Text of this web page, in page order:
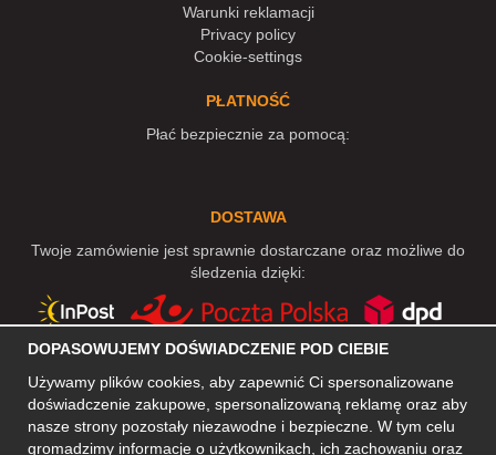
Warunki reklamacji
Privacy policy
Cookie-settings
PŁATNOŚĆ
Płać bezpiecznie za pomocą:
DOSTAWA
Twoje zamówienie jest sprawnie dostarczane oraz możliwe do
śledzenia dzięki:
DOPASOWUJEMY DOŚWIADCZENIE POD CIEBIE
Używamy plików cookies, aby zapewnić Ci spersonalizowane
doświadczenie zakupowe, spersonalizowaną reklamę oraz aby
nasze strony pozostały niezawodne i bezpieczne. W tym celu
gromadzimy informacje o użytkownikach, ich zachowaniu oraz